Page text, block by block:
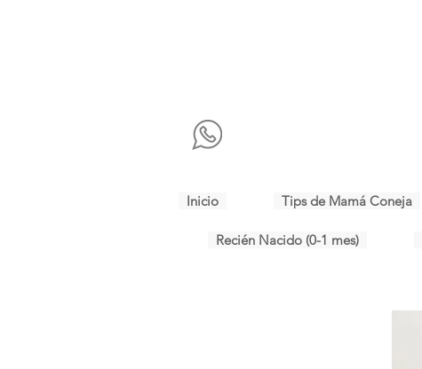
Inicio Tips de Mamá Coneja
Recién Nacido (0-1 mes)